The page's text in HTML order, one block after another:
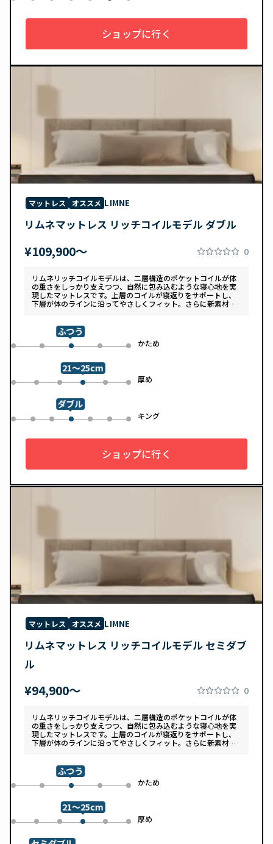
5
ショップに行く
マットレス オススメ LIMNE
リムネマットレス リッチコイルモデル ダブル
¥109,900〜 0
リムネリッチコイルモデルは、二層構造のポケットコイルが体
の重さをしっかり支えつつ、自然に包み込むような寝心地を実
現したマットレスです。上層のコイルが寝返りをサポートし、
下層が体のラインに沿ってやさしくフィット。さらに新素材
ンで、カバーは自宅で洗濯可能。清潔さと快適さの両方を追求
した一枚です。
0 1 2
ふつう
3 かため
4
0 1 2 3
21～25cm
4 厚め
5
0 1 2 3
ダブル
4 5 キング
6
ショップに行く
マットレス オススメ LIMNE
リムネマットレス リッチコイルモデル セミダブ
ル
¥94,900〜 0
リムネリッチコイルモデルは、二層構造のポケットコイルが体
の重さをしっかり支えつつ、自然に包み込むような寝心地を実
現したマットレスです。上層のコイルが寝返りをサポートし、
下層が体のラインに沿ってやさしくフィット。さらに新素材
ンで、カバーは自宅で洗濯可能。清潔さと快適さの両方を追求
した一枚です。
0 1 2
ふつう
3 かため
4
0 1 2 3
21～25cm
4 厚め
5